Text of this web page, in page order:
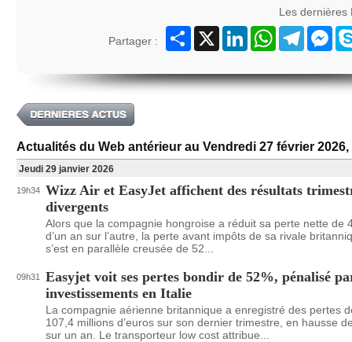
Les dernières
Partager :
Partager
X LinkedInWhatsAppTelegram
Actualités du Web antérieur au Vendredi 27 février 2026,
Jeudi 29 janvier 2026
19h34 Wizz Air et EasyJet affichent des résultats
divergents
Alors que la compagnie hongroise a réduit sa perte nette de
d’un an sur l’autre, la perte avant impôts de sa rivale
s’est en parallèle creusée de 52...
09h31
Easyjet voit ses pertes bondir de 52%, pénalisé
investissements en Italie
La compagnie aérienne britannique a enregistré des pertes
107,4 millions d’euros sur son dernier trimestre, en hausse
sur un an. Le transporteur low cost attribue...